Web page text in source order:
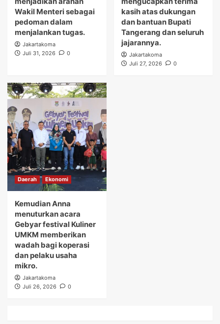
Wakil Menteri sebagai
pedoman dalam
menjalankan tugas.
Jakartakoma
Juli 31, 2026
0
kasih atas dukungan
dan bantuan Bupati
Tangerang dan seluruh
jajarannya.
Jakartakoma
Juli 27, 2026
0
Daerah Ekonomi
Kemudian Anna
menuturkan acara
Gebyar festival Kuliner
UMKM memberikan
wadah bagi koperasi
dan pelaku usaha
mikro.
Jakartakoma
Juli 26, 2026
0